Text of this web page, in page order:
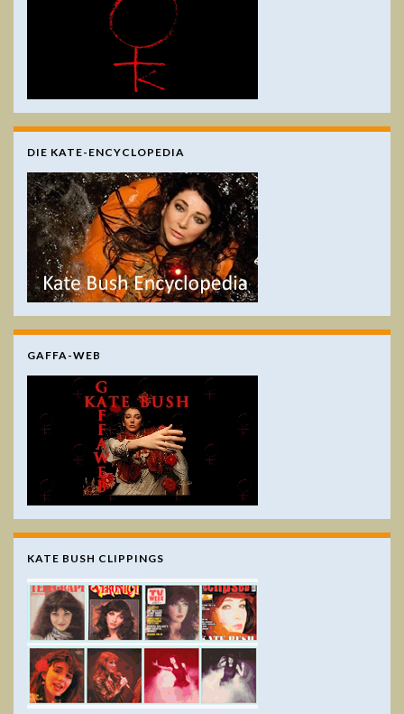
DIE KATE-ENCYCLOPEDIA
GAFFA-WEB
KATE BUSH CLIPPINGS